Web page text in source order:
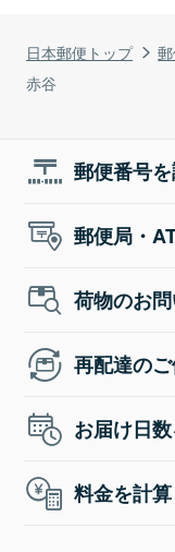
日本郵便トップ
赤谷
郵便番号
郵便局・
荷物のお
再配達の
お届け日
料金を計